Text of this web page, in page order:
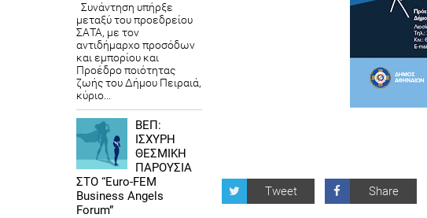
Tweet Share
Συνάντηση υπήρξε
μεταξύ του προεδρείου
ΣΑΤΑ, με τον
αντιδήμαρχο προσόδων
και εμπορίου και
Προέδρο ποιότητας
ζωής του Δήμου Πειραιά,
κύριο...
ΒΕΠ:
ΙΣΧΥΡΗ
ΘΕΣΜΙΚΗ
ΠΑΡΟΥΣΙΑ
ΣΤΟ “Euro-FEM
Business Angels
Forum”